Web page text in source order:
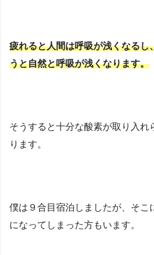
疲れると人間は呼吸が浅くなるし
うと自然と呼吸が浅くなります。
そうすると十分な酸素が取り入れ
ります。
僕は９合目宿泊しましたが、そこ
になってしまった方もいます。